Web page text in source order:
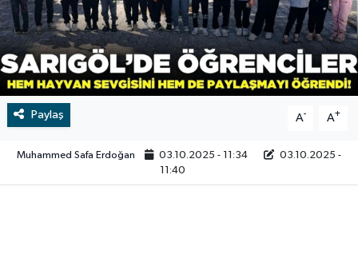
Paylaş A- A+
Muhammed Safa Erdoğan 03.10.2025 - 11:34
03.10.2025 -
11:40
SPOR
Vefat
Video